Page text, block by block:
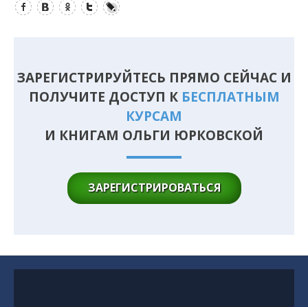
ЗАРЕГИСТРИРУЙТЕСЬ ПРЯМО СЕЙЧАС И
ПОЛУЧИТЕ ДОСТУП К БЕСПЛАТНЫМ
КУРСАМ
И КНИГАМ ОЛЬГИ ЮРКОВСКОЙ
ЗАРЕГИСТРИРОВАТЬСЯ